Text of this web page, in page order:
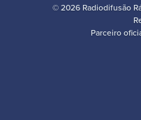
© 2026 Radiodifusão
Parceiro